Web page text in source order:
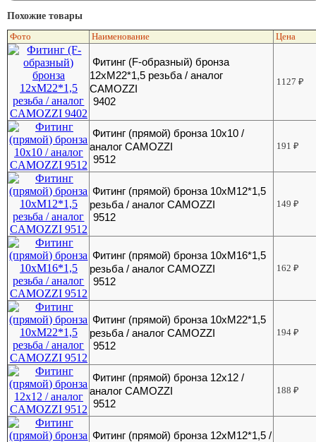
Похожие товары
Фото Наименование Цена
Фитинг (F-образный) бронза
12хМ22*1,5 резьба / аналог
CAMOZZI
9402
1127₽
Фитинг (прямой) бронза 10х10 /
аналог CAMOZZI
9512
191₽
Фитинг (прямой) бронза 10хМ12*1,5
резьба / аналог CAMOZZI
9512
149₽
Фитинг (прямой) бронза 10хМ16*1,5
резьба / аналог CAMOZZI
9512
162₽
Фитинг (прямой) бронза 10хМ22*1,5
резьба / аналог CAMOZZI
9512
194₽
Фитинг (прямой) бронза 12х12 /
аналог CAMOZZI
9512
188₽
Фитинг (прямой) бронза 12хМ12*1,5 /